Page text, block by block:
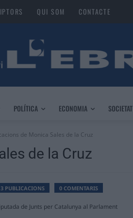
QUI SOM CONTACTE
POLÍTICA ECONOMIA SOCIETAT
de Monica Sales de la Cruz
de la Cruz
3 PUBLICACIONS 0 COMENTARIS
de Junts per Catalunya al Parlament